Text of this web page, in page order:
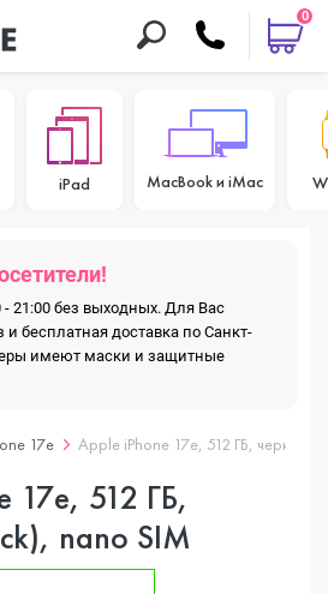
0
iPad MacBook и iMac
21:00 без выходных. Для Вас
бесплатная доставка по Санкт-
имеют маски и защитные
17e Apple iPhone 17e, 512 ГБ, черный
17e, 512 ГБ,
nano SIM